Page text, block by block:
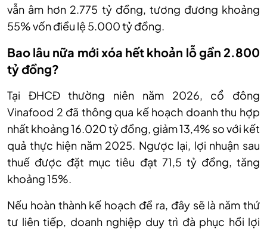
vẫn âm hơn 2.775 tỷ đồng, tương đương khoảng
55% vốn điều lệ 5.000 tỷ đồng.
Bao lâu nữa mới xóa hết khoản lỗ gần 2.800
tỷ đồng?
Tại ĐHCĐ thường niên năm 2026, cổ đông
Vinafood 2 đã thông qua kế hoạch doanh thu hợp
nhất khoảng 16.020 tỷ đồng, giảm 13,4% so với kết
quả thực hiện năm 2025. Ngược lại, lợi nhuận sau
thuế được đặt mục tiêu đạt 71,5 tỷ đồng, tăng
khoảng 15%.
Nếu hoàn thành kế hoạch đề ra, đây sẽ là năm thứ
tư liên tiếp, doanh nghiệp duy trì đà phục hồi lợi